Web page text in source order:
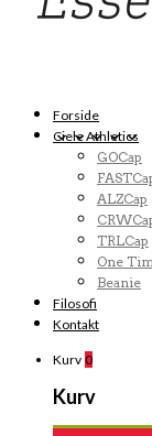
Forside
Ciele Athletics
GOCap
ALZCap
TRLCap
One
Beanie
Filosofi
Kontakt
Kurv 0
Kurv